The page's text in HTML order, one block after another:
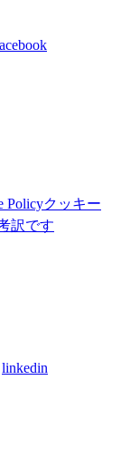
Policyクッキー
訳です
linkedin